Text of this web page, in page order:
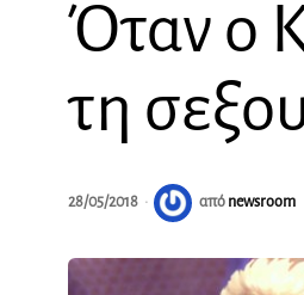
Όταν ο
τη
28/05/2018 από newsroom